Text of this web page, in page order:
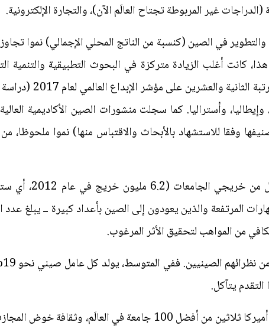
غير المربوطة تجتاح العالَم الآن)، والتجارة الإلكترونية.
المرتفعة والذين يعودون إلى الصين بأعداد كبيرة ــ يبلغ
يتآكل.
وتشمل عوامل أخرى تصب في صالح أميركا ثلاثين من أفضل 100